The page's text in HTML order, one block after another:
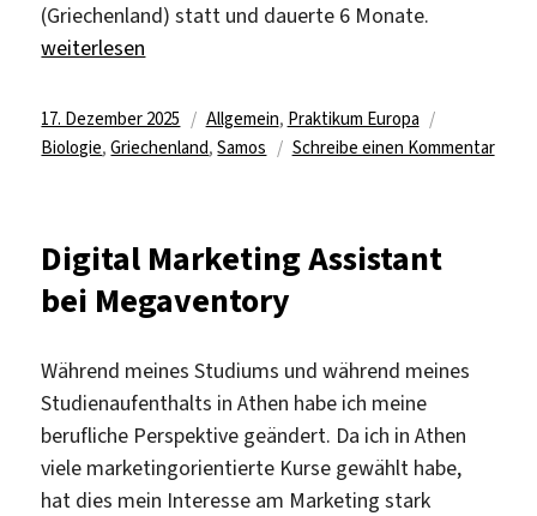
(Griechenland) statt und dauerte 6 Monate.
„Volgelschutz auf der Insel Samos, Griechenland“
weiterlesen
Veröffentlicht
am
17. Dezember 2025 Kategorien
Allgemein, Praktikum Europa
Biologie,Griechenland,Samos Schreibe einen Kommentarzu
Digital Marketing Assistant
bei Megaventory
Während meines Studiums und während meines
Studienaufenthalts in Athen habe ich meine
berufliche Perspektive geändert. Da ich in Athen
viele marketingorientierte Kurse gewählt habe,
hat dies mein Interesse am Marketing stark